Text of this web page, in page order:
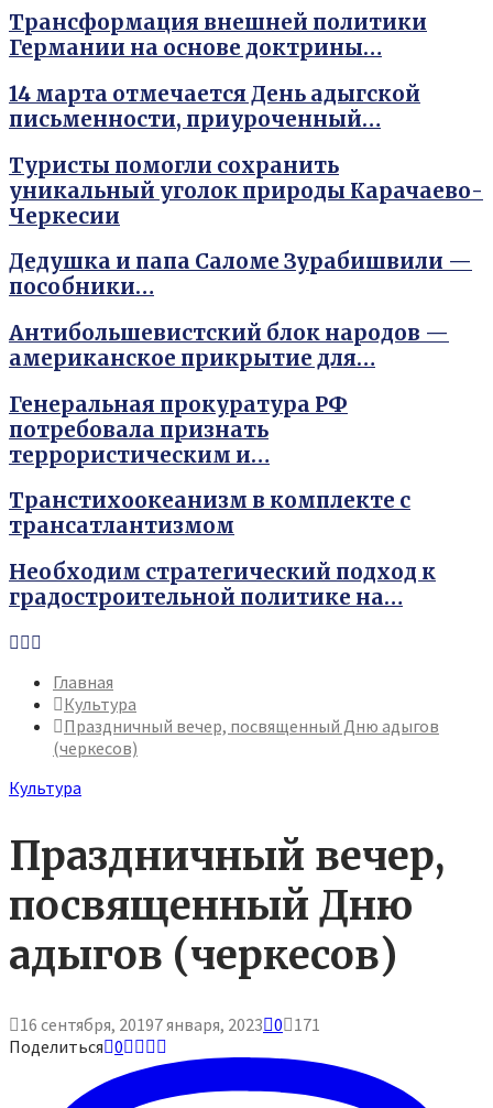
Трансформация внешней политики
Германии на основе доктрины…
14 марта отмечается День адыгской
письменности, приуроченный…
Туристы помогли сохранить
уникальный уголок природы Карачаево-
Черкесии
Дедушка и папа Саломе Зурабишвили —
пособники…
Антибольшевистский блок народов —
американское прикрытие для…
Генеральная прокуратура РФ
потребовала признать
террористическим и…
Транстихоокеанизм в комплекте с
трансатлантизмом
Необходим стратегический подход к
градостроительной политике на…
Youtube
Vk
Главная
Культура
Праздничный вечер, посвященный Дню адыгов
(черкесов)
Культура
Праздничный вечер,
посвященный Дню
адыгов (черкесов)
16 сентября, 20197 января, 2023 0 171
Поделиться 0